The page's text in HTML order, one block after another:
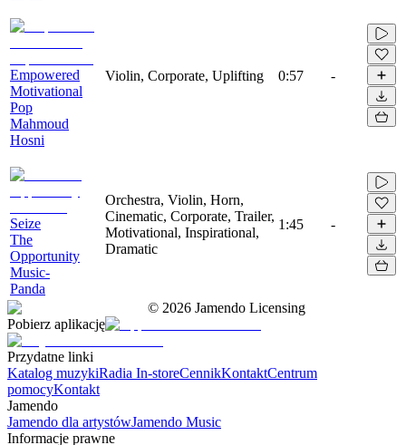
Empowered
Motivational
Pop
Mahmoud
Hosni
Violin, Corporate, Uplifting 0:57 -
Seize
The
Opportunity
Music-
Panda
Orchestra, Violin, Horn,
Cinematic, Corporate, Trailer,
Motivational, Inspirational,
Dramatic
1:45 -
© 2026 Jamendo Licensing
Pobierz aplikację
Przydatne linki
Katalog muzykiRadia In-storeCennikKontaktCentrum
pomocyKontakt
Jamendo
Jamendo dla artystówJamendo Music
Informacje prawne